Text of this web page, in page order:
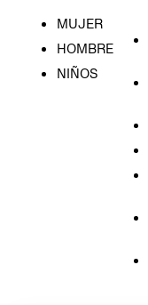
MUJER
HOMBRE
NIÑOS